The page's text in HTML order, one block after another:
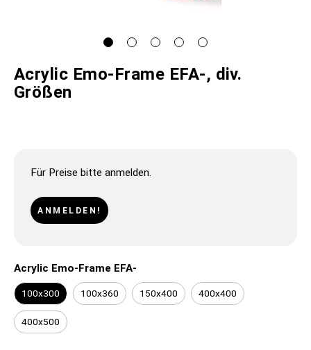
Acrylic Emo-Frame EFA-, div.
Größen
Für Preise bitte anmelden.
ANMELDEN!
Acrylic Emo-Frame EFA-
100x300 100x360 150x400 400x400
400x500